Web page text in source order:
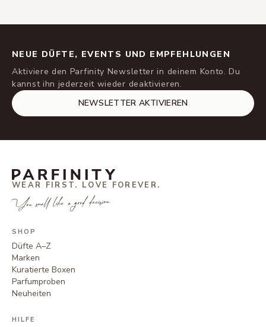
NEUE DÜFTE, EVENTS UND EMPFEHLUNGEN
Aktiviere den Parfinity Newsletter in deinem Konto. Du
kannst ihn jederzeit wieder deaktivieren.
NEWSLETTER AKTIVIEREN
WEAR FIRST. LOVE FOREVER.
You smell like a good decision.
SHOP
Düfte A–Z
Marken
Kuratierte Boxen
Parfumproben
Neuheiten
HILFE